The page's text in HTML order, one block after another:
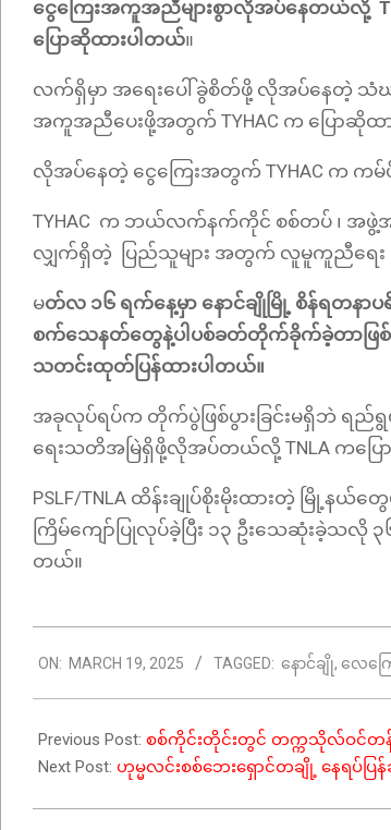
ငွေကြေးအကူအညီများစွာလိုအပ်နေတယ်လို့ Tai
ပြောဆိုထားပါတယ်။
လက်ရှိမှာ အရေးပေါ်ခွဲစိတ်ဖို့ လိုအပ်နေတဲ့ သံဃာ
အကူအညီပေးဖို့အတွက် TYHAC က ပြောဆိုထ
လိုအပ်နေတဲ့ ငွေကြေးအတွက် TYHAC က က
TYHAC က ဘယ်လက်နက်ကိုင် စစ်တပ် ၊ အဖွဲ့အ
လျှက်ရှိတဲ့ ပြည်သူများ အတွက် လူမူကူညီရေ
မတ်လ ၁၆ ရက်နေ့မှာ နောင်ချိုမြို့ စိန်ရတနာ
စက်သေနတ်တွေနဲ့ပါပစ်ခတ်တိုက်ခိုက်ခဲ့တာဖြစ်တ
သတင်းထုတ်ပြန်ထားပါတယ်။
အခုလုပ်ရပ်က တိုက်ပွဲဖြစ်ပွားခြင်းမရှိဘဲ ရည်
ရေးသတိအမြဲရှိဖို့လိုအပ်တယ်လို့ TNLA ကပြေ
PSLF/TNLA ထိန်းချုပ်စိုးမိုးထားတဲ့ မြို့န
ကြိမ်ကျော်ပြုလုပ်ခဲ့ပြီး ၁၃ ဦးသေဆုံးခဲ့သလို
တယ်။
03-
19
ON: MARCH 19, 2025 TAGGED: နောင်ချို, လေက
Previous Post: စစ်ကိုင်းတိုင်းတွင် တက္ကသိုလ်ဝင်တန်း
Next Post: ဟုမ္မလင်းစစ်ဘေးရှောင်တချို့ နေရပ်ပြန်